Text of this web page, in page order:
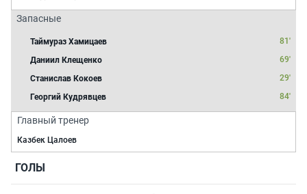
Запасные
Таймураз Хамицаев
81'
Даниил Клещенко
69'
Станислав Кокоев
29'
Георгий Кудрявцев
84'
Главный тренер
Казбек Цалоев
ГОЛЫ